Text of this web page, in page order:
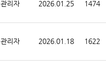
관리자 2026.01.25 1474
관리자 2026.01.18 1622